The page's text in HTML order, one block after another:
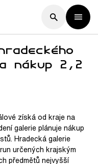
nákup 2,2
získá od kraje na
galerie plánuje nákup
Hradecká galerie
určených krajským
předmětů nejvyšší